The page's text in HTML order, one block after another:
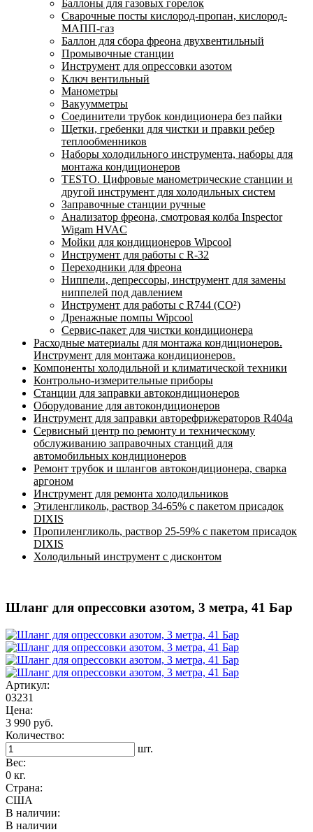
Баллоны для газовых горелок
Сварочные посты кислород-пропан, кислород-
МАПП-газ
Баллон для сбора фреона двухвентильный
Промывочные станции
Инструмент для опрессовки азотом
Ключ вентильный
Манометры
Вакуумметры
Соединители трубок кондиционера без пайки
Щетки, гребенки для чистки и правки ребер
теплообменников
Наборы холодильного инструмента, наборы для
монтажа кондиционеров
TESTO. Цифровые манометрические станции и
другой инструмент для холодильных систем
Заправочные станции ручные
Анализатор фреона, смотровая колба Inspector
Wigam HVAC
Мойки для кондиционеров Wipcool
Инструмент для работы с R-32
Переходники для фреона
Ниппели, депрессоры, инструмент для замены
ниппелей под давлением
Инструмент для работы с R744 (CO²)
Дренажные помпы Wipcool
Сервис-пакет для чистки кондиционера
Расходные материалы для монтажа кондиционеров.
Инструмент для монтажа кондиционеров.
Компоненты холодильной и климатической техники
Контрольно-измерительные приборы
Станции для заправки автокондиционеров
Оборудование для автокондиционеров
Инструмент для заправки авторефрижераторов R404a
Сервисный центр по ремонту и техническому
обслуживанию заправочных станций для
автомобильных кондиционеров
Ремонт трубок и шлангов автокондиционера, сварка
аргоном
Инструмент для ремонта холодильников
Этиленгликоль, раствор 34-65% с пакетом присадок
DIXIS
Пропиленгликоль, раствор 25-59% с пакетом присадок
DIXIS
Холодильный инструмент с дисконтом
Шланг для опрессовки азотом, 3 метра, 41 Бар
Артикул:
03231
Цена:
3 990 руб.
Количество:
шт.
Вес:
0 кг.
Страна:
США
В наличии:
В наличии